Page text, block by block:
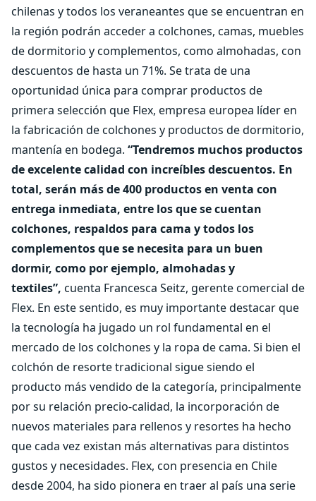
chilenas y todos los veraneantes que se encuentran en
la región podrán acceder a colchones, camas, muebles
de dormitorio y complementos, como almohadas, con
descuentos de hasta un 71%. Se trata de una
oportunidad única para comprar productos de
primera selección que Flex, empresa europea líder en
la fabricación de colchones y productos de dormitorio,
mantenía en bodega. “Tendremos muchos productos
de excelente calidad con increíbles descuentos. En
total, serán más de 400 productos en venta con
entrega inmediata, entre los que se cuentan
colchones, respaldos para cama y todos los
complementos que se necesita para un buen
dormir, como por ejemplo, almohadas y
textiles”, cuenta Francesca Seitz, gerente comercial de
Flex. En este sentido, es muy importante destacar que
la tecnología ha jugado un rol fundamental en el
mercado de los colchones y la ropa de cama. Si bien el
colchón de resorte tradicional sigue siendo el
producto más vendido de la categoría, principalmente
por su relación precio-calidad, la incorporación de
nuevos materiales para rellenos y resortes ha hecho
que cada vez existan más alternativas para distintos
gustos y necesidades. Flex, con presencia en Chile
desde 2004, ha sido pionera en traer al país una serie